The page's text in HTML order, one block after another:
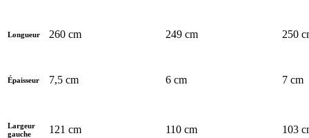
Longueur 260 cm 249 cm 250
Épaisseur 7,5 cm 6 cm 7 cm
Largeur
gauche
121 cm 110 cm 103